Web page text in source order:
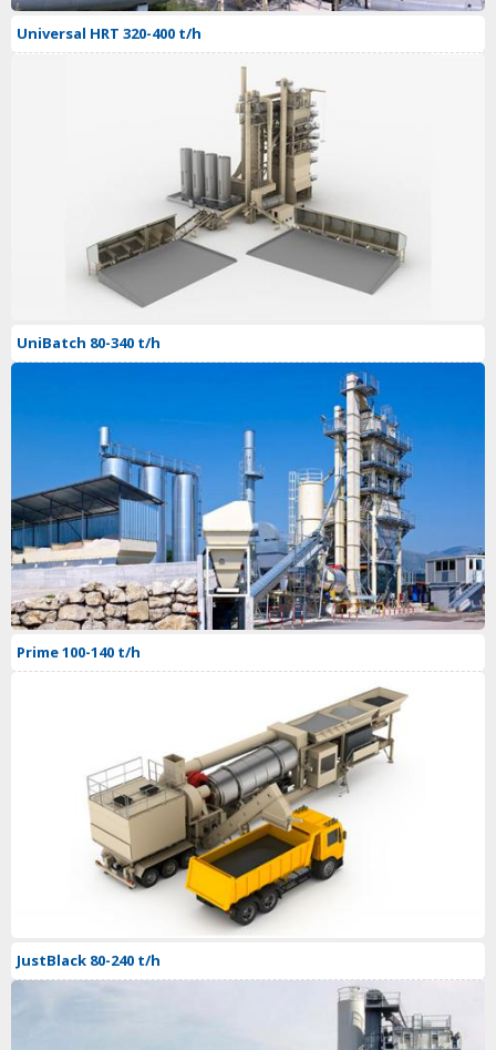
Universal HRT 320-400 t/h
UniBatch 80-340 t/h
Prime 100-140 t/h
JustBlack 80-240 t/h